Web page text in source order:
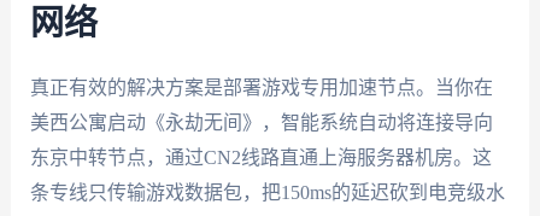
网络
真正有效的解决方案是部署游戏专用加速节点。当你在
美西公寓启动《永劫无间》，智能系统自动将连接导向
东京中转节点，通过CN2线路直通上海服务器机房。这
条专线只传输游戏数据包，把150ms的延迟砍到电竞级水